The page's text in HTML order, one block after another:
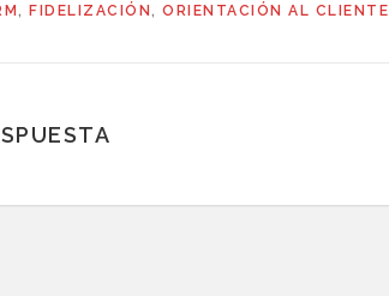
, FIDELIZACIÓN, ORIENTACIÓN AL CLIENTE